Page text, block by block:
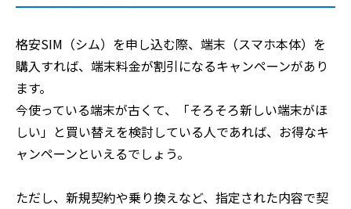
格安SIM（シム）を申し込む際、端末（スマホ本体）を
購入すれば、端末料金が割引になるキャンペーンがあり
ます。
今使っている端末が古くて、「そろそろ新しい端末がほ
しい」と買い替えを検討している人であれば、お得なキ
ャンペーンといえるでしょう。
ただし、新規契約や乗り換えなど、指定された内容で契